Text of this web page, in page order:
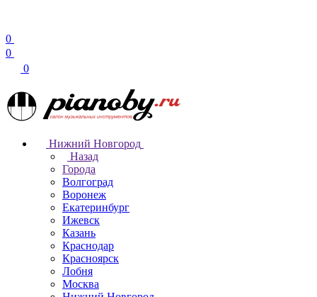
0
0
0
Нижний Новгород
Назад
Города
Волгоград
Воронеж
Екатеринбург
Ижевск
Казань
Краснодар
Красноярск
Лобня
Москва